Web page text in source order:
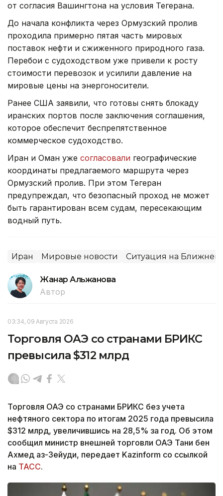
от согласия Вашингтона на условия Тегерана.
До начала конфликта через Ормузский пролив
проходила примерно пятая часть мировых
поставок нефти и сжиженного природного газа.
Перебои с судоходством уже привели к росту
стоимости перевозок и усилили давление на
мировые цены на энергоносители.
Ранее США заявили, что готовы снять блокаду
иранских портов после заключения соглашения,
которое обеспечит беспрепятственное
коммерческое судоходство.
Иран и Оман уже согласовали географические
координаты предлагаемого маршрута через
Ормузский пролив. При этом Тегеран
предупреждал, что безопасный проход не может
быть гарантирован всем судам, пересекающим
водный путь.
Иран Мировые новости Ситуация на Ближнем
Жанар Альжанова
Автор
03:34, 09 Августа 2026
Торговля ОАЭ со странами БРИКС
превысила $312 млрд
Торговля ОАЭ со странами БРИКС без учета
нефтяного сектора по итогам 2025 года превысила
$312 млрд, увеличившись на 28,5% за год. Об этом
сообщил министр внешней торговли ОАЭ Тани бен
Ахмед аз-Зейуди, передает Kazinform со ссылкой
на ТАСС.